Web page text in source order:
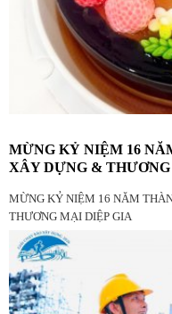
MỪNG KỶ NIỆM 16
XÂY DỰNG &
MỪNG KỶ NIỆM 16 NĂM
THƯƠNG MẠI DIỆP GIA